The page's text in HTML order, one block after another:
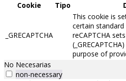
Cookie
Tipo
_GRECAPTCHA
This cookie is
certain
reCAPTCHA
purpose of
No Necesarias
non-necessary